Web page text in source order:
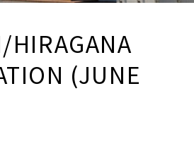
HIRAGANA
(JUNE